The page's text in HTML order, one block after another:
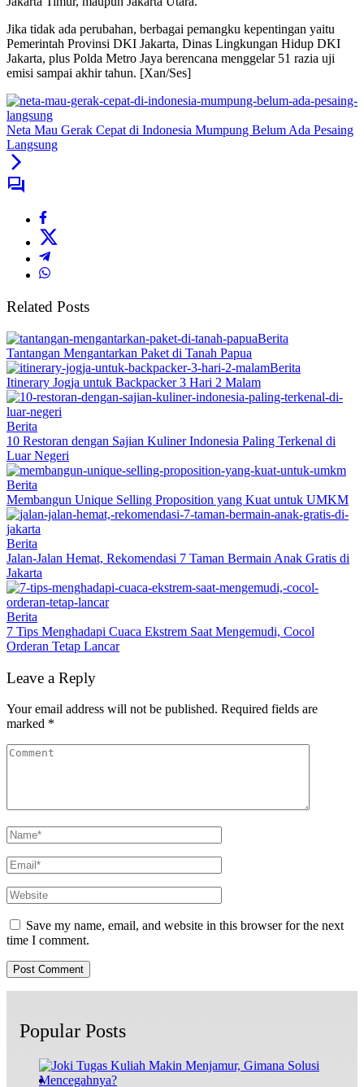
Jika tidak ada perubahan, berbagai pemangku kepentingan yaitu
Pemerintah Provinsi DKI Jakarta, Dinas Lingkungan Hidup DKI
Jakarta, plus Polda Metro Jaya berencana menggelar 51 razia uji
emisi sampai akhir tahun. [Xan/Ses]
Neta Mau Gerak Cepat di Indonesia Mumpung Belum Ada Pesaing
Langsung
Related Posts
Berita
Tantangan Mengantarkan Paket di Tanah Papua
Berita
Itinerary Jogja untuk Backpacker 3 Hari 2 Malam
Berita
10 Restoran dengan Sajian Kuliner Indonesia Paling Terkenal di
Luar Negeri
Berita
Membangun Unique Selling Proposition yang Kuat untuk UMKM
Berita
Jalan-Jalan Hemat, Rekomendasi 7 Taman Bermain Anak Gratis di
Jakarta
Berita
7 Tips Menghadapi Cuaca Ekstrem Saat Mengemudi, Cocol
Orderan Tetap Lancar
Leave a Reply
Your email address will not be published. Required fields are
marked *
Save my name, email, and website in this browser for the next
time I comment.
Popular Posts